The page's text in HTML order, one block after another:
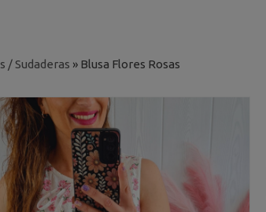
/ Sudaderas » Blusa Flores Rosas